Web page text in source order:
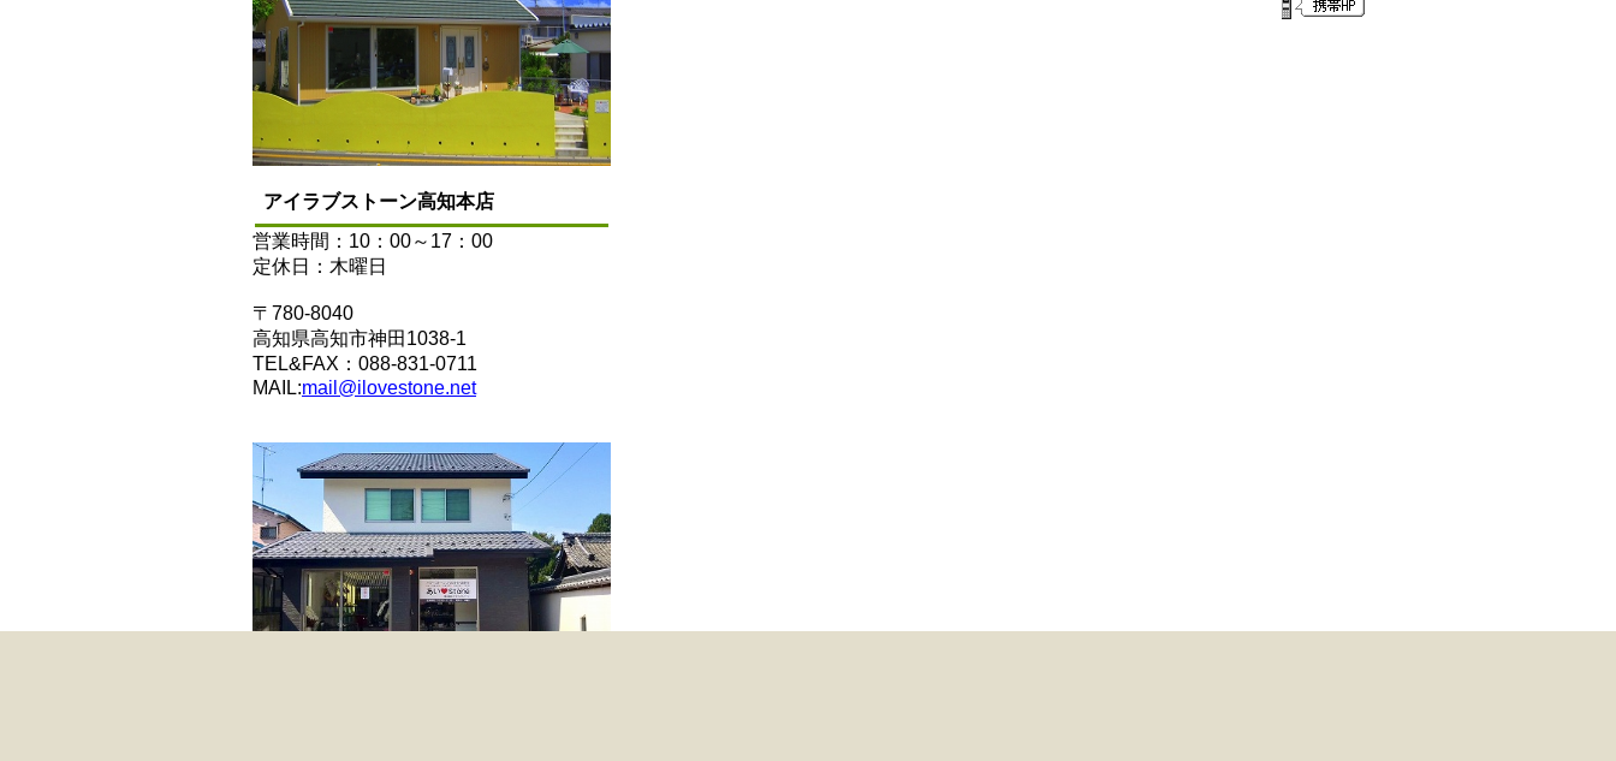
アイラブストーン高知本店
営業時間：10：00～17：00
定休日：木曜日
〒780-8040
高知県高知市神田1038-1
TEL&FAX：088-831-0711
MAIL:mail@ilovestone.net